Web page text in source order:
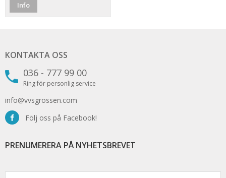
Info
KONTAKTA OSS
036 - 777 99 00
Ring för personlig service
info@vvsgrossen.com
Följ oss på Facebook!
PRENUMERERA PÅ NYHETSBREVET